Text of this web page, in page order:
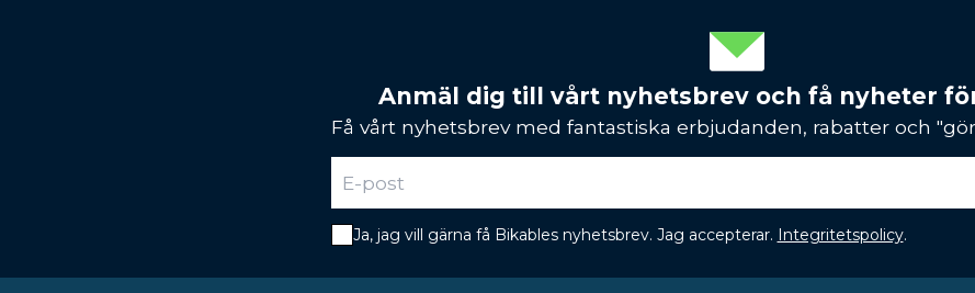
Anmäl dig till vårt nyhetsbrev och få nyheter
Få vårt nyhetsbrev med fantastiska erbjudanden, rabatter och
Ja, jag vill gärna få Bikables nyhetsbrev. Jag accepterar. Integritetspolicy.